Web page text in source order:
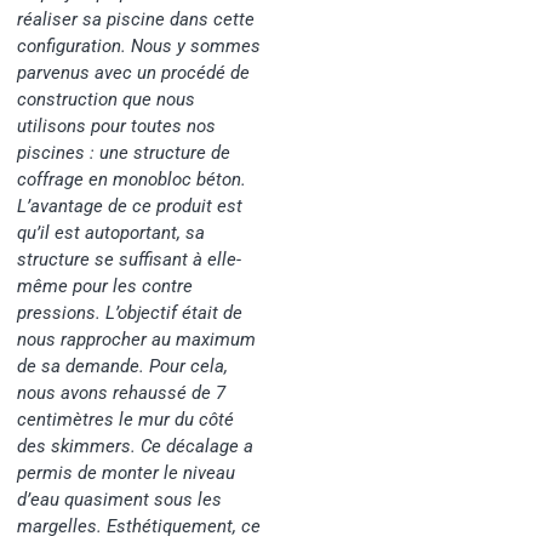
réaliser sa piscine dans cette
configuration. Nous y sommes
parvenus avec un procédé de
construction que nous
utilisons pour toutes nos
piscines : une structure de
coffrage en monobloc béton.
L’avantage de ce produit est
qu’il est autoportant, sa
structure se suffisant à elle-
même pour les contre
pressions. L’objectif était de
nous rapprocher au maximum
de sa demande. Pour cela,
nous avons rehaussé de 7
centimètres le mur du côté
des skimmers. Ce décalage a
permis de monter le niveau
d’eau quasiment sous les
margelles. Esthétiquement, ce